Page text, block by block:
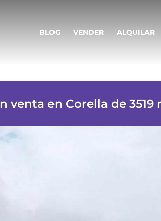
BLOG VENDER ALQUILAR
venta en Corella de 3519